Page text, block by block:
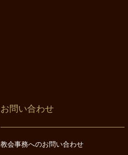
お問い合わせ
教会事務へのお問い合わせ